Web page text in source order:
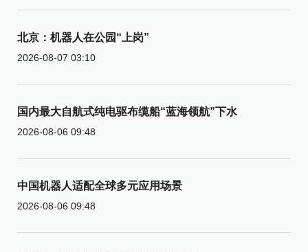
北京：机器人在公园“上岗”
2026-08-07 03:10
国内最大自航式纯电驱布缆船“蓝海领航”下水
2026-08-06 09:48
中国机器人适配全球多元应用场景
2026-08-06 09:48